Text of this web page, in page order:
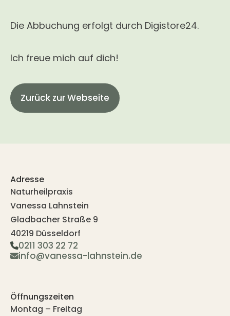
Die Abbuchung erfolgt durch Digistore24.
Ich freue mich auf dich!
Zurück zur Webseite
Adresse
Naturheilpraxis
Vanessa Lahnstein
Gladbacher Straße 9
40219 Düsseldorf
0211 303 22 72
info@vanessa-lahnstein.de
Öffnungszeiten
Montag – Freitag